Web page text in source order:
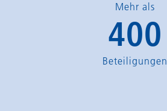
Mehr als
400
Beteiligungen